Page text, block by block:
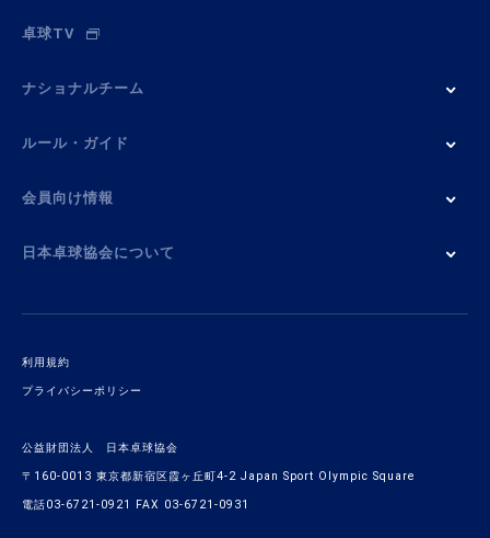
卓球TV
ナショナルチーム
ルール・ガイド
会員向け情報
日本卓球協会について
利用規約
プライバシーポリシー
公益財団法人 日本卓球協会
〒160-0013 東京都新宿区霞ヶ丘町4-2 Japan Sport Olympic Square
電話03-6721-0921 FAX 03-6721-0931